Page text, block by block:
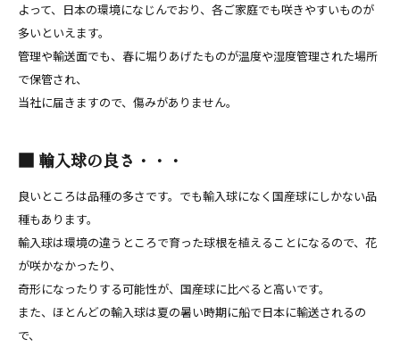
よって、日本の環境になじんでおり、各ご家庭でも咲きやすいものが
多いといえます。
管理や輸送面でも、春に堀りあげたものが温度や湿度管理された場所
で保管され、
当社に届きますので、傷みがありません。
■ 輸入球の良さ・・・
良いところは品種の多さです。でも輸入球になく国産球にしかない品
種もあります。
輸入球は環境の違うところで育った球根を植えることになるので、花
が咲かなかったり、
奇形になったりする可能性が、国産球に比べると高いです。
また、ほとんどの輸入球は夏の暑い時期に船で日本に輸送されるの
で、